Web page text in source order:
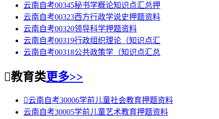
云南自考00345秘书学概论知识点汇总押
云南自考00323西方行政学说史押题资料
云南自考00320领导科学押题资料
云南自考00319行政组织理论（知识点汇
云南自考00318公共政策学（知识点汇总
教育类更多>>
云南自考30006学前儿童社会教育押题资料
云南自考30005学前儿童艺术教育押题资料